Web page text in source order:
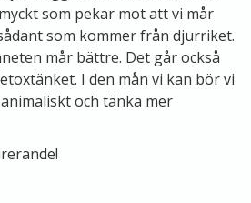
som pekar mot att vi mår
som kommer från djurriket.
mår bättre. Det går också
I den mån vi kan bör vi
och tänka mer